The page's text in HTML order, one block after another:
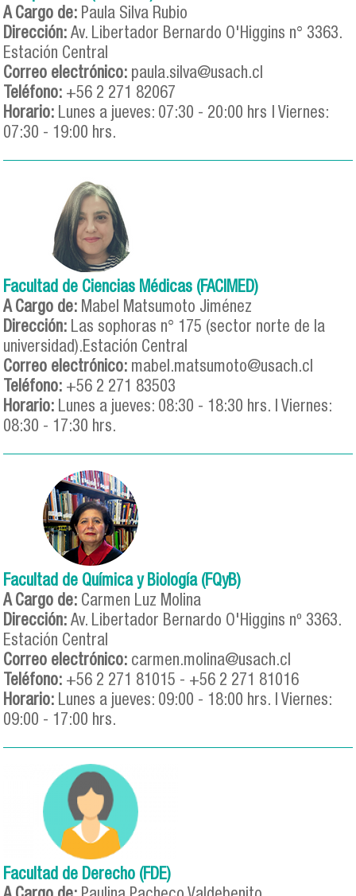
A Cargo de: Paula Silva Rubio
Dirección: Av. Libertador Bernardo O'Higgins n° 3363.
Estación Central
Correo electrónico: paula.silva@usach.cl
Teléfono: +56 2 271 82067
Horario: Lunes a jueves: 07:30 - 20:00 hrs | Viernes:
07:30 - 19:00 hrs.
Facultad de Ciencias Médicas (FACIMED)
A Cargo de: Mabel Matsumoto Jiménez
Dirección: Las sophoras n° 175 (sector norte de la
universidad).Estación Central
Correo electrónico: mabel.matsumoto@usach.cl
Teléfono: +56 2 271 83503
Horario: Lunes a jueves: 08:30 - 18:30 hrs. | Viernes:
08:30 - 17:30 hrs.
Facultad de Química y Biología (FQyB)
A Cargo de: Carmen Luz Molina
Dirección: Av. Libertador Bernardo O'Higgins nº 3363.
Estación Central
Correo electrónico: carmen.molina@usach.cl
Teléfono: +56 2 271 81015 - +56 2 271 81016
Horario: Lunes a jueves: 09:00 - 18:00 hrs. | Viernes:
09:00 - 17:00 hrs.
Facultad de Derecho (FDE)